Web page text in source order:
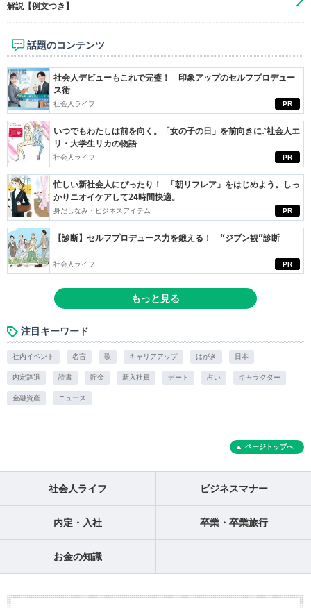
解説【例文つき】
話題のコンテンツ
PR
社会人デビューもこれで完璧！ 印象アップのセルフプロデュー
ス術
社会人ライフ
PR
いつでもわたしは前を向く。「女の子の日」を前向きに♪社会人エ
リ・大学生リカの物語
社会人ライフ
PR
忙しい新社会人にぴったり！ 「朝リフレア」をはじめよう。しっ
かりニオイケアして24時間快適。
身だしなみ・ビジネスアイテム
PR
【診断】セルフプロデュース力を鍛える！ “ジブン観”診断
社会人ライフ
もっと見る
注目キーワード
社内イベント 名言 歌 キャリアアップ はがき 日本
内定辞退 読書 貯金 新入社員 デート 占い キャラクター
金融資産 ニュース
ページトップへ
社会人ライフ ビジネスマナー
内定・入社 卒業・卒業旅行
お金の知識